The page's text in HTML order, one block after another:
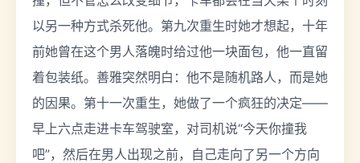
以另一种方式杀死他。第九次重生时她才想起，十年
前她曾在这个男人落魄时给过他一块面包，他一直留
着包装纸。善雅突然明白：他不是随机路人，而是她
的因果。第十一次重生，她做了一个疯狂的决定——
早上六点走进卡车驾驶室，对司机说“今天你撞我
吧”，然后在男人出现之前，自己走向了另一个方向